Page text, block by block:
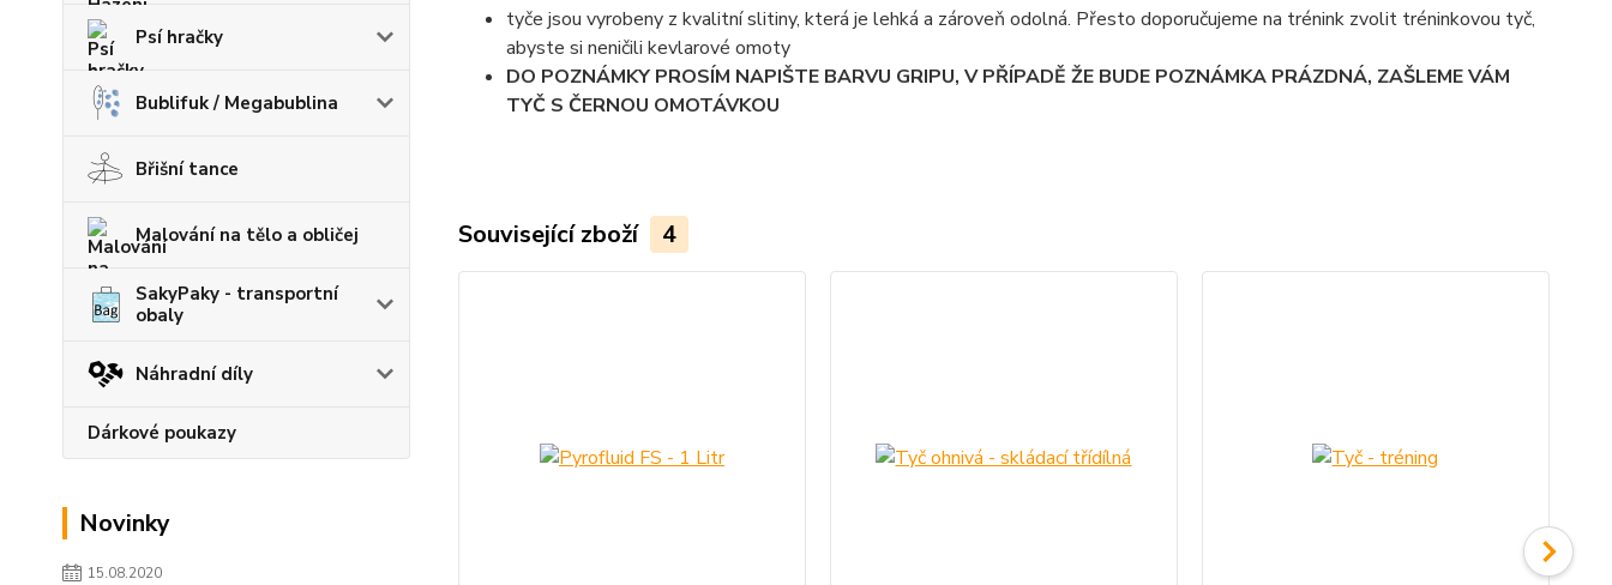
Psí hračky
Bublifuk / Megabublina
Břišní tance
Malování na tělo a obličej
SakyPaky - transportní
obaly
Náhradní díly
Dárkové poukazy
Novinky
15.08.2020
tyče jsou vyrobeny z kvalitní slitiny, která je lehká a zároveň odolná. Přesto doporučujeme na trénink zvolit tréninkovou tyč,
abyste si neničili kevlarové omoty
DO POZNÁMKY PROSÍM NAPIŠTE BARVU GRIPU, V PŘÍPADĚ ŽE BUDE POZNÁMKA PRÁZDNÁ, ZAŠLEME VÁM
TYČ S ČERNOU OMOTÁVKOU
Související zboží 4